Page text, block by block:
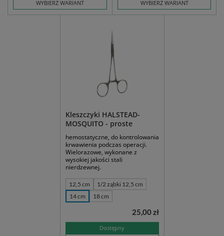
WYBIERZ WARIANT
WYBIERZ WARIANT
Kleszczyki HALSTEAD-
MOSQUITO - proste
hemostatyczne, do kontrolowania
krwawienia podczas operacji.
Wielorazowe, wykonane z
wysokiej jakości stali
nierdzewnej.
12,5 cm
1/2 ząbki 12,5 cm
14 cm
18 cm
Dostępny
25,00 zł